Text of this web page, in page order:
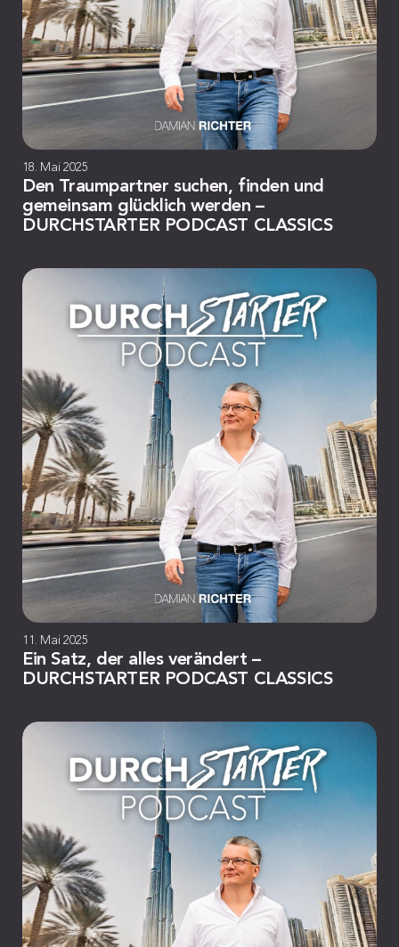
18. Mai 2025
Den Traumpartner suchen, finden und
gemeinsam glücklich werden –
DURCHSTARTER PODCAST CLASSICS
11. Mai 2025
Ein Satz, der alles verändert –
DURCHSTARTER PODCAST CLASSICS